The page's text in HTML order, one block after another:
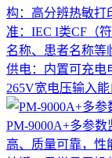
构：高分辨热敏打
准：IEC I类CF（
名称、患者名称等
供电：内置可充电
265V宽电压输入
PM-9000A+多参数
高、质量可靠，性